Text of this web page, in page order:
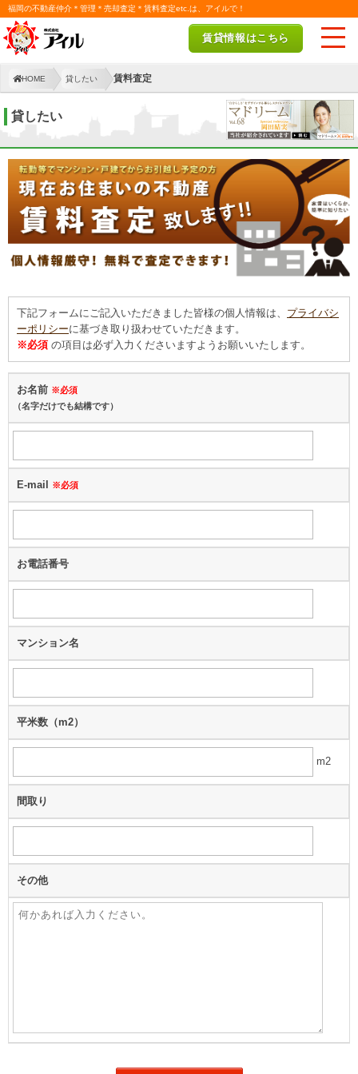
福岡の不動産仲介＊管理＊売却査定＊賃料査定etc.は、アイルで！
賃貸情報はこちら
HOME 貸したい 賃料査定
貸したい
下記フォームにご記入いただきました皆様の個人情報は、 プライバシ
ーポリシーに基づき取り扱わせていただきます。
※必須 の項目は必ず入力くださいますようお願いいたします。
お名前 ※必須
（名字だけでも結構です）
E-mail ※必須
お電話番号
マンション名
平米数（m2）
m2
間取り
その他